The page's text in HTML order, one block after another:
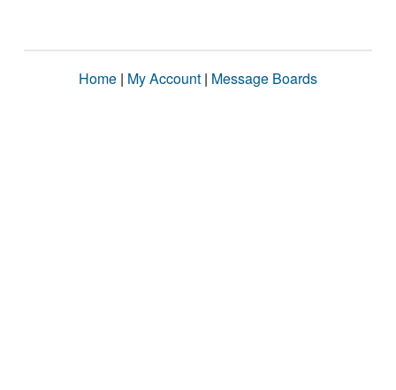
Home | My Account | Message Boards